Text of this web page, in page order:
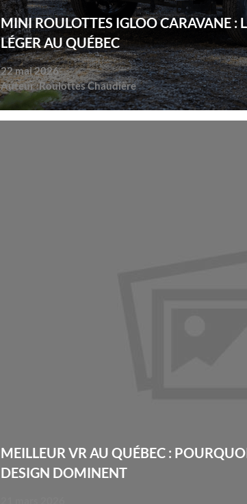
MINI ROULOTTES IGLOO CARAVANE :
LÉGER AU QUÉBEC
22 mai 2026
Auteur :Roulottes Chaudière
MEILLEUR VR AU QUÉBEC :
DESIGN DOMINENT